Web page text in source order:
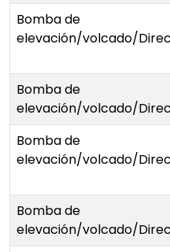
Bomba de
elevación/volcado/
Bomba de
elevación/volcado/
Bomba de
elevación/volcado/
Bomba de
elevación/volcado/